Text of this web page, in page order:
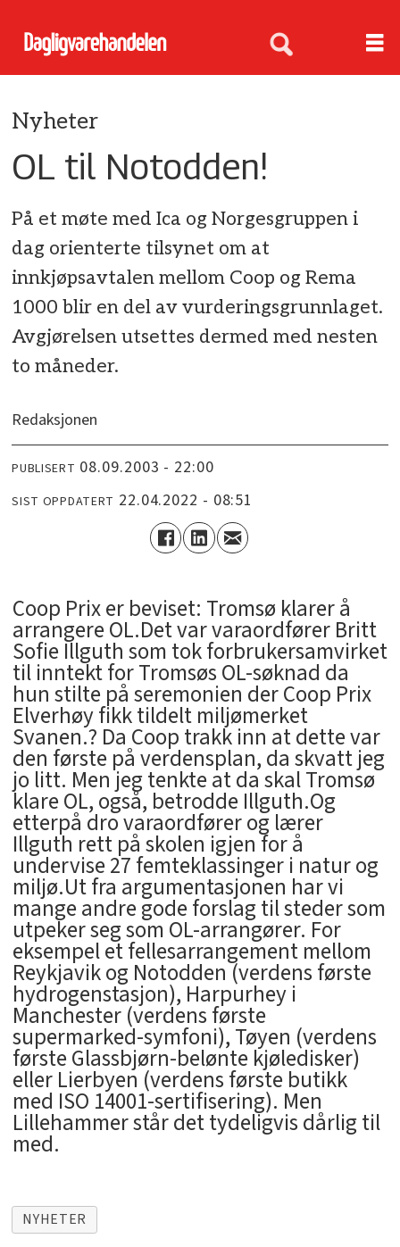
Nyheter
OL til Notodden!
På et møte med Ica og Norgesgruppen i
dag orienterte tilsynet om at
innkjøpsavtalen mellom Coop og Rema
1000 blir en del av vurderingsgrunnlaget.
Avgjørelsen utsettes dermed med nesten
to måneder.
Redaksjonen
PUBLISERT 08.09.2003 - 22:00
SIST OPPDATERT 22.04.2022 - 08:51
Coop Prix er beviset: Tromsø klarer å
arrangere OL.Det var varaordfører Britt
Sofie Illguth som tok forbrukersamvirket
til inntekt for Tromsøs OL-søknad da
hun stilte på seremonien der Coop Prix
Elverhøy fikk tildelt miljømerket
Svanen.? Da Coop trakk inn at dette var
den første på verdensplan, da skvatt jeg
jo litt. Men jeg tenkte at da skal Tromsø
klare OL, også, betrodde Illguth.Og
etterpå dro varaordfører og lærer
Illguth rett på skolen igjen for å
undervise 27 femteklassinger i natur og
miljø.Ut fra argumentasjonen har vi
mange andre gode forslag til steder som
utpeker seg som OL-arrangører. For
eksempel et fellesarrangement mellom
Reykjavik og Notodden (verdens første
hydrogenstasjon), Harpurhey i
Manchester (verdens første
supermarked-symfoni), Tøyen (verdens
første Glassbjørn-belønte kjøledisker)
eller Lierbyen (verdens første butikk
med ISO 14001-sertifisering). Men
Lillehammer står det tydeligvis dårlig til
med.
NYHETER